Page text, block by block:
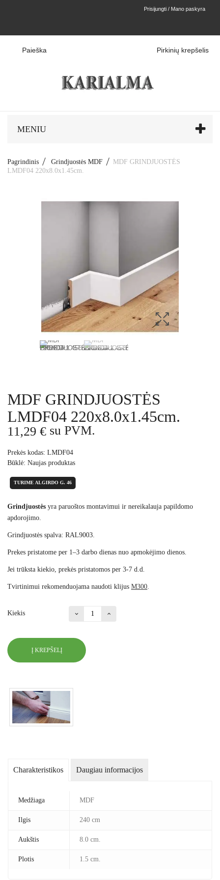
Prisijungti / Mano paskyra
Paieška Pirkinių krepšelis
MENIU
Pagrindinis Grindjuostės MDF
MDF GRINDJUOSTĖS
LMDF04 220x8.0x1.45cm.
MDF GRINDJUOSTĖS
LMDF04 220x8.0x1.45cm.
11,29 € su PVM.
Prekės kodas: LMDF04
Būklė: Naujas produktas
TURIME ALGIRDO G. 46
Grindjuostės yra paruoštos montavimui ir nereikalauja papildomo
apdorojimo.
Grindjuostės spalva: RAL9003.
Prekes pristatome per 1–3 darbo dienas nuo apmokėjimo dienos.
Jei trūksta kiekio, prekės pristatomos per 3-7 d.d.
Tvirtinimui rekomenduojama naudoti klijus M300.
Kiekis
Į KREPŠELĮ
Charakteristikos Daugiau informacijos
Medžiaga MDF
Ilgis 240 cm
Aukštis 8.0 cm.
Plotis 1.5 cm.